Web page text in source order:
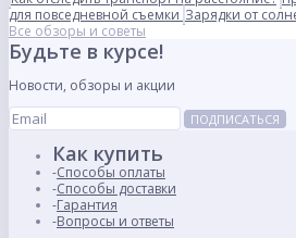
для повседневной съемки Зарядки от
Все обзоры и советы
Будьте в курсе!
Новости, обзоры и акции
ПОДПИСАТЬСЯ
Как купить
Способы оплаты
Способы доставки
Гарантия
Вопросы и ответы